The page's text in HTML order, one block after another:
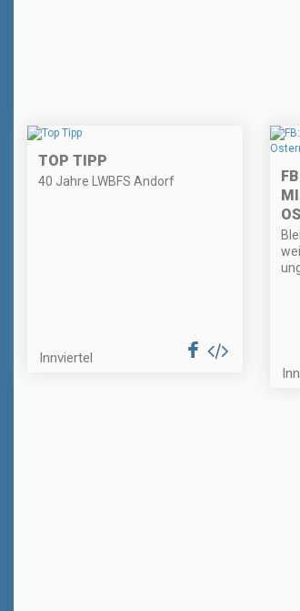
TOP TIPP
40 Jahre LWBFS Andorf
Innviertel